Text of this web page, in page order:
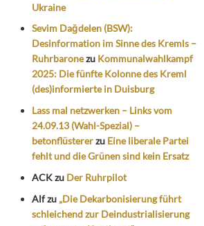
Ukraine
Sevim Dağdelen (BSW):
Desinformation im Sinne des Kremls –
Ruhrbaronezu Kommunalwahlkampf
2025: Die fünfte Kolonne des Kreml
(des)informierte in Duisburg
Lass mal netzwerken – Links vom
24.09.13 (Wahl-Spezial) –
betonflüstererzu Eine liberale Partei
fehlt und die Grünen sind kein Ersatz
ACKzu Der Ruhrpilot
Alfzu „Die Dekarbonisierung führt
schleichend zur Deindustrialisierung